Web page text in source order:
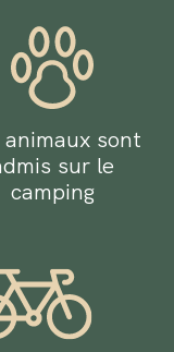
animaux sont
sur le
camping